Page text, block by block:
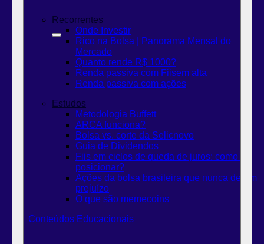
Recorrentes
Onde Investir
Rico na Bolsa | Panorama Mensal do
Mercado
Quanto rende R$ 1000?
Renda passiva com Fiisem alta
Renda passiva com ações
Estudos
Metodologia Buffett
ARCA funciona?
Bolsa vs. corte da Selicnovo
Guia de Dividendos
Fiis em ciclos de queda de juros: como se
posicionar?
Ações da bolsa brasileira que nunca deram
prejuízo
O que são memecoins
Conteúdos Educacionais